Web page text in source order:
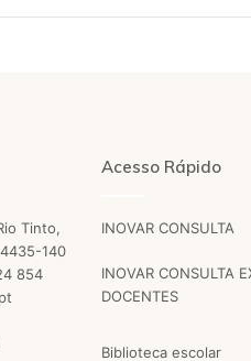
Tinto,
140
854
Acesso Rápido
INOVAR CONSULTA
INOVAR CONSULTA
DOCENTES
Biblioteca escolar